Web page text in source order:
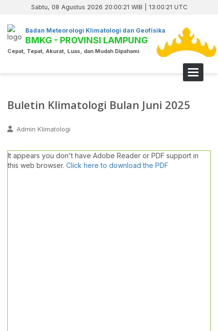
Sabtu, 08 Agustus 2026 20:00:22 WIB | 13:00:22 UTC
Badan Meteorologi Klimatologi dan Geofisika
BMKG - PROVINSI LAMPUNG
Cepat, Tepat, Akurat, Luas, dan Mudah Dipahami
Toggle
Buletin Klimatologi Bulan Juni 2025
Admin Klimatologi
It appears you don't have Adobe Reader or PDF support in
this web browser. Click here to download the PDF